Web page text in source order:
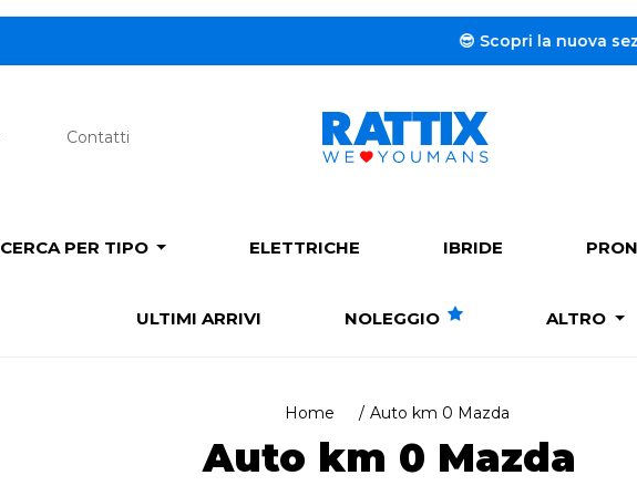
😎 Scopri la nuova sezione
Contatti
CERCA PER TIPO ELETTRICHE IBRIDE
ULTIMI ARRIVI NOLEGGIO ALTRO
Home Auto km 0 Mazda
Auto km 0 Mazda